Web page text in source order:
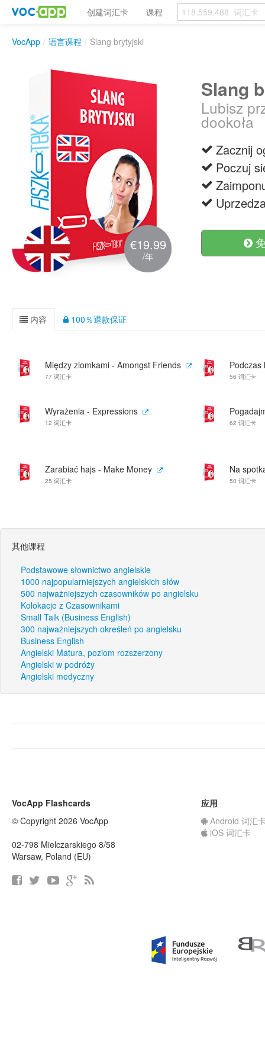
创建词汇卡 课程
VocApp / 语言课程 / Slang brytyjski
€19.99
/年
Slang
Lubisz
dookoła
Zacznij
Poczuj
内容 100％退款保证
Między ziomkami - Amongst Friends
77 词汇卡
Podczas
56 词汇卡
Wyrażenia - Expressions
12 词汇卡 62 词汇卡
Zarabiać hajs - Make Money
25 词汇卡
Na
50 词汇卡
其他课程
Podstawowe słownictwo angielskie
1000 najpopularniejszych angielskich słów
500 najważniejszych czasowników po angielsku
Kolokacje z Czasownikami
Small Talk (Business English)
300 najważniejszych określeń po angielsku
Business English
Angielski Matura, poziom rozszerzony
Angielski w podróży
Angielski medyczny
VocApp Flashcards
© Copyright 2026 VocApp
02-798 Mielczarskiego 8/58
Warsaw, Poland (EU)
应用
Android 词汇
iOS 词汇卡